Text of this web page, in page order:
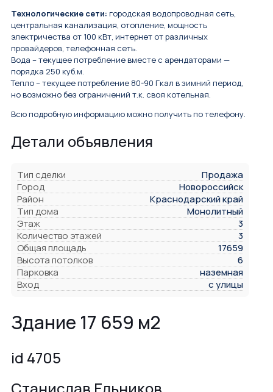
Технологические сети: городская водопроводная сеть,
центральная канализация, отопление, мощность
электричества от 100 кВт, интернет от различных
провайдеров, телефонная сеть.
Вода – текущее потребление вместе с арендаторами —
порядка 250 куб.м.
Тепло – текущее потребление 80-90 Гкал в зимний период,
но возможно без ограничений т.к. своя котельная.
Всю подробную информацию можно получить по телефону.
Детали объявления
Тип сделки
Продажа
Город
Новороссийск
Район
Краснодарский край
Тип дома
Монолитный
Этаж
3
Количество этажей
3
Общая площадь
17659
Высота потолков
6
Парковка
наземная
Вход
с улицы
Здание 17 659 м2
id 4705